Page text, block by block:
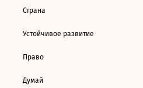
Страна
Устойчивое развитие
Право
Думай